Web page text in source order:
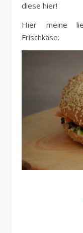
diese hier!
Hier meine
Frischkäse: